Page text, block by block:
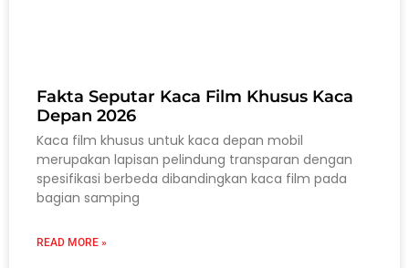
Fakta Seputar Kaca Film Khusus Kaca
Depan 2026
Kaca film khusus untuk kaca depan mobil
merupakan lapisan pelindung transparan dengan
spesifikasi berbeda dibandingkan kaca film pada
bagian samping
READ MORE »